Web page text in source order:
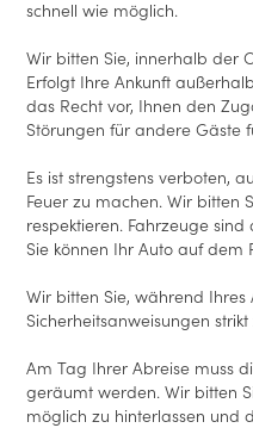
schnell wie möglich.
Wir bitten Sie, innerhalb der
Erfolgt Ihre Ankunft
das Recht vor, Ihnen den
Störungen für andere Gäste
Es ist strengstens verboten,
Feuer zu machen. Wir bitten
respektieren. Fahrzeuge
Sie können Ihr Auto auf
Wir bitten Sie, während Ihres
Sicherheitsanweisungen
Am Tag Ihrer Abreise muss
geräumt werden. Wir bitten
möglich zu hinterlassen und